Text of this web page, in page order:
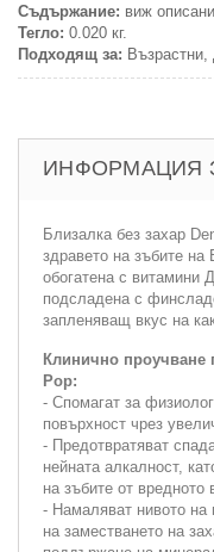
Съдържание: виж
Тегло: 0.020 кг.
Подходящ за: Възрастни,
ИНФОРМАЦИЯ
Близалка без захар
здравето на зъбите
обогатена с витамини
подсладена с
запленяващ вкус на
Клинично проучване
Pop:
- Спомагат за
повърхност чрез
- Предотвратяват
нейната алкалност,
на зъбите от вредното
- Намаляват нивото на
на заместването на